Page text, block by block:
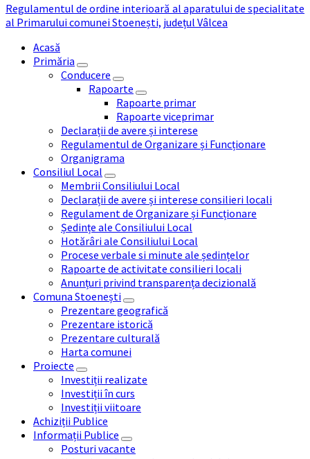
Regulamentul de ordine interioară al aparatului de specialitate
al Primarului comunei Stoenești, județul Vâlcea
Acasă
Primăria
Conducere
Rapoarte
Rapoarte primar
Rapoarte viceprimar
Declarații de avere și interese
Regulamentul de Organizare și Funcționare
Organigrama
Consiliul Local
Membrii Consiliului Local
Declarații de avere și interese consilieri locali
Regulament de Organizare și Funcționare
Ședințe ale Consiliului Local
Hotărâri ale Consiliului Local
Procese verbale si minute ale ședințelor
Rapoarte de activitate consilieri locali
Anunțuri privind transparența decizională
Comuna Stoenești
Prezentare geografică
Prezentare istorică
Prezentare culturală
Harta comunei
Proiecte
Investiții realizate
Investiții în curs
Investiții viitoare
Achiziții Publice
Informații Publice
Posturi vacante